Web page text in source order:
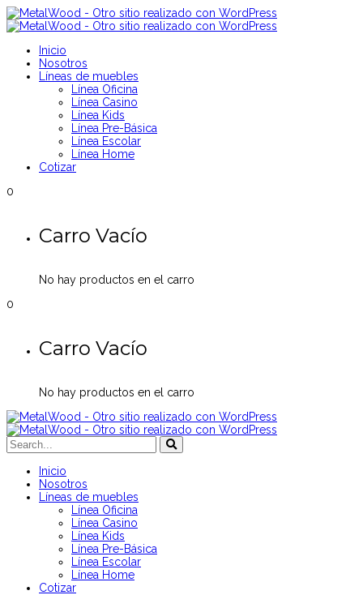
Inicio
Nosotros
Líneas de muebles
Línea Oficina
Línea Casino
Línea Kids
Línea Pre-Básica
Línea Escolar
Línea Home
Cotizar
0
Carro Vacío
No hay productos en el carro
0
Carro Vacío
No hay productos en el carro
Inicio
Nosotros
Líneas de muebles
Línea Oficina
Línea Casino
Línea Kids
Línea Pre-Básica
Línea Escolar
Línea Home
Cotizar